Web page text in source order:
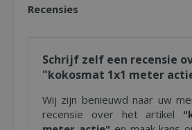
Recensies
Schrijf zelf een recensie
"kokosmat 1x1 meter
Wij zijn benieuwd naar uw
recensie over het artikel